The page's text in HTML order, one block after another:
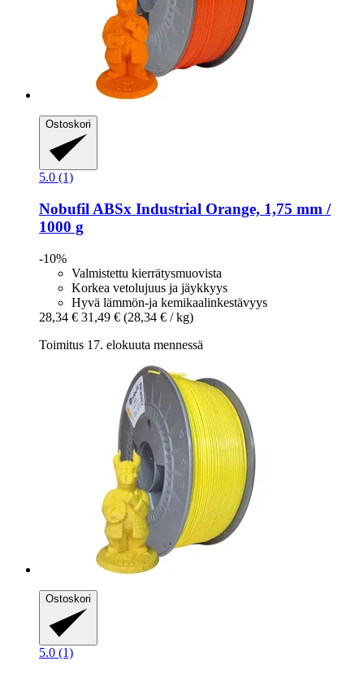
Ostoskori
5.0 (1)
Nobufil ABSx Industrial Orange, 1,75 mm /
1000 g
-10%
Valmistettu kierrätysmuovista
Korkea vetolujuus ja jäykkyys
Hyvä lämmön-ja kemikaalinkestävyys
28,34 € 31,49 € (28,34 € / kg)
Toimitus 17. elokuuta mennessä
Ostoskori
5.0 (1)